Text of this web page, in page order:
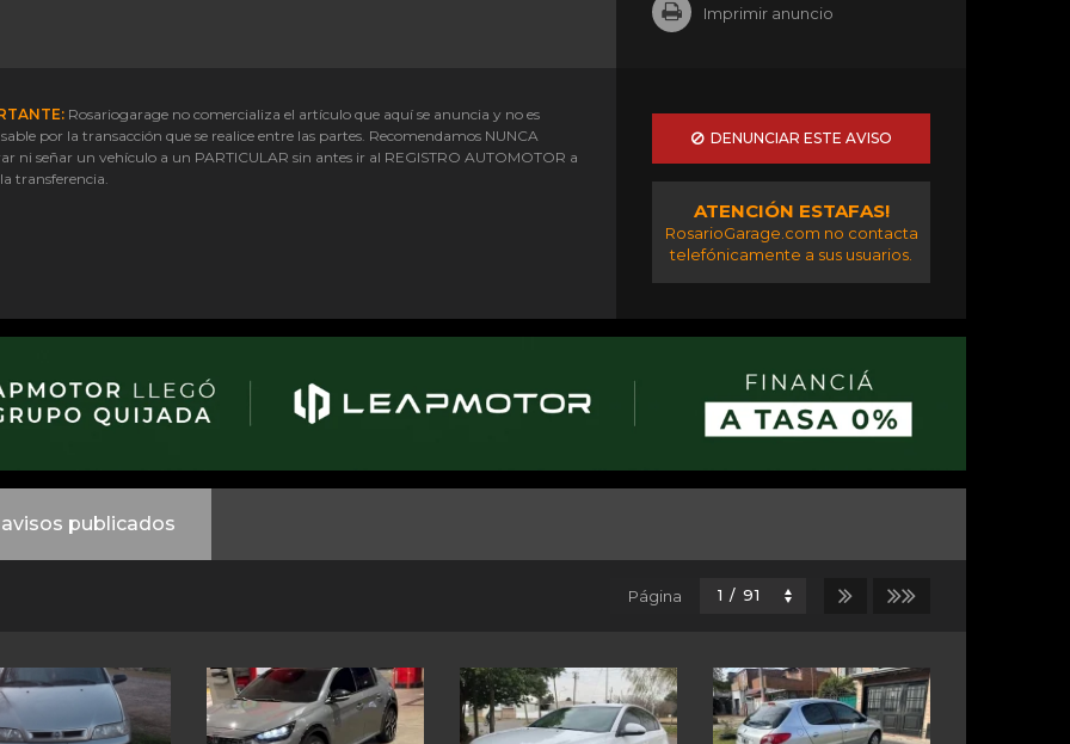
Imprimir anuncio
Rosariogarage no comercializa el artículo que aquí se anuncia y no es
por la transacción que se realice entre las partes. Recomendamos NUNCA
ni señar un vehículo a un PARTICULAR sin antes ir al REGISTRO AUTOMOTOR a
transferencia.
DENUNCIAR ESTE AVISO
ATENCIÓN ESTAFAS!
RosarioGarage.com no contacta
telefónicamente a sus usuarios.
publicados
Página